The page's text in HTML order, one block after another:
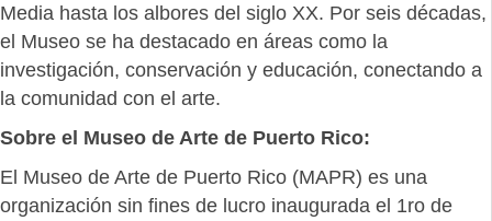
Media hasta los albores del siglo XX. Por seis décadas,
el Museo se ha destacado en áreas como la
investigación, conservación y educación, conectando a
la comunidad con el arte.
Sobre el Museo de Arte de Puerto Rico:
El Museo de Arte de Puerto Rico (MAPR) es una
organización sin fines de lucro inaugurada el 1ro de